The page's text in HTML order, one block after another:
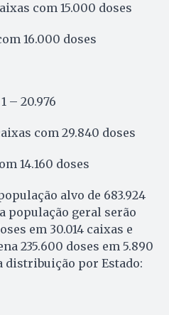
com 15.000 doses
16.000 doses
– 20.976
com 29.840 doses
14.160 doses
alvo de 683.924
população geral serão
em 30.014 caixas e
235.600 doses em 5.890
distribuição por Estado: